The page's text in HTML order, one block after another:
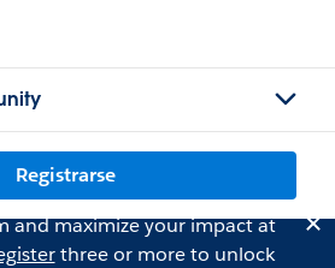
Registrarse
and maximize your impact at
three or more to unlock